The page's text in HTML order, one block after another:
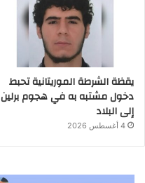
يقظة الشرطة الموريتانية تحبط
دخول مشتبه به في هجوم برلين
إلى البلاد
4 أغسطس 2026